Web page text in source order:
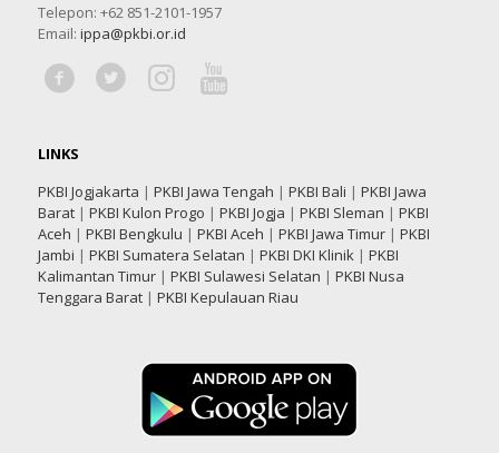
Telepon: +62 851-2101-1957
Email: ippa@pkbi.or.id
LINKS
PKBI Jogjakarta | PKBI Jawa Tengah | PKBI Bali | PKBI Jawa
Barat| PKBI Kulon Progo | PKBI Jogja | PKBI Sleman | PKBI
Aceh | PKBI Bengkulu | PKBI Aceh | PKBI Jawa Timur| PKBI
Jambi | PKBI Sumatera Selatan | PKBI DKI Klinik| PKBI
Kalimantan Timur| PKBI Sulawesi Selatan | PKBI Nusa
Tenggara Barat| PKBI Kepulauan Riau